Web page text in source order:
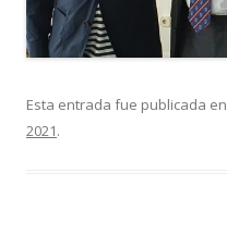
Esta entrada fue publicada en
2021.